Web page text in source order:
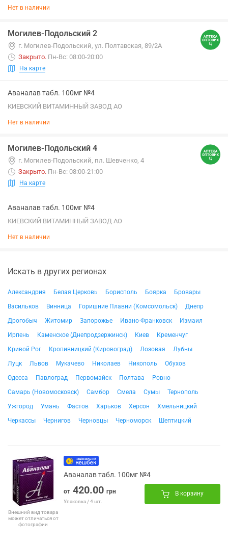
Нет в наличии
Могилев-Подольский 2
г. Могилев-Подольский, ул. Полтавская, 89/2А
Закрыто. Пн-Вс: 08:00-20:00
На карте
Аваналав табл. 100мг №4
КИЕВСКИЙ ВИТАМИННЫЙ ЗАВОД АО
Нет в наличии
Могилев-Подольский 4
г. Могилев-Подольский, пл. Шевченко, 4
Закрыто. Пн-Вс: 08:00-21:00
На карте
Аваналав табл. 100мг №4
КИЕВСКИЙ ВИТАМИННЫЙ ЗАВОД АО
Нет в наличии
Искать в других регионах
Александрия Белая Церковь Борисполь Боярка
Бровары
Васильков
Винница Горишние Плавни (Комсомольск)
Днепр
Дрогобыч
Житомир Запорожье Ивано-Франковск
Измаил
Ирпень
Каменское (Днепродзержинск) Киев
Кременчуг
Кривой Рог
Кропивницкий (Кировоград) Лозовая
Лубны
Луцк
Львов Мукачево Николаев Никополь
Обухов
Одесса
Павлоград Первомайск Полтава
Ровно
Самарь (Новомосковск)
Самбор Смела Сумы
Тернополь
Ужгород
Умань Фастов Харьков Херсон
Хмельницкий
Черкассы
Чернигов Черновцы Черноморск Шептицкий
Внешний вид товара
может отличаться от
фотографии
Аваналав табл. 100мг №4
от 420.00 грн
Упаковка / 4 шт.
В корзину